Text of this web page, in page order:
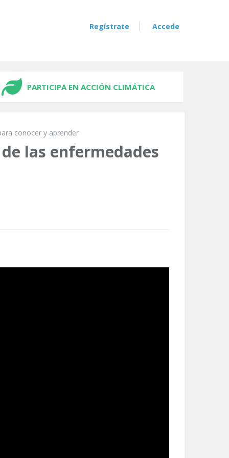
Regístrate Accede
PARTICIPA EN ACCIÓN CLIMÁTICA
conocer y aprender
las enfermedades